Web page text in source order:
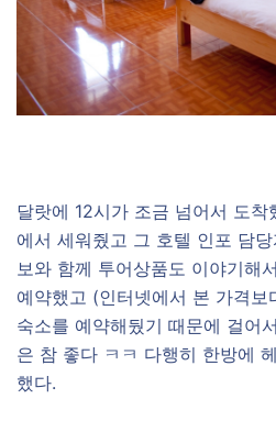
달랏에 12시가 조금 넘어서 도
에서 세워줬고 그 호텔 인포 담
보와 함께 투어상품도 이야기해
예약했고 (인터넷에서 본 가격
숙소를 예약해뒀기 때문에 걸어
은 참 좋다 ㅋㅋ 다행히 한방에
했다.